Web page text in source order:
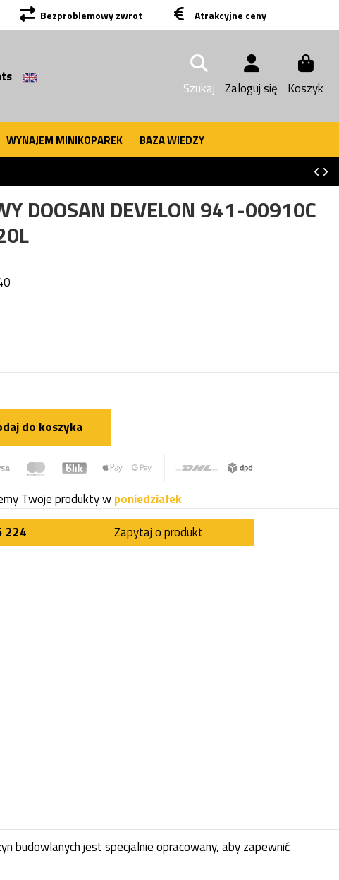
Bezproblemowy zwrot Atrakcyjne ceny
Szukaj Zaloguj się Koszyk
WYNAJEM MINIKOPAREK BAZA WIEDZY
DOOSAN DEVELON 941-00910C
do koszyka
Twoje produkty wponiedziałek
224
Zapytaj o produkt
budowlanych jest specjalnie opracowany, aby zapewnić